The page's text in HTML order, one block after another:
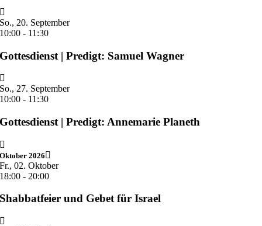
So., 20. September
10:00 - 11:30
Gottesdienst | Predigt: Samuel Wagner
So., 27. September
10:00 - 11:30
Gottesdienst | Predigt: Annemarie Planeth
Oktober 2026
Fr., 02. Oktober
18:00 - 20:00
Shabbatfeier und Gebet für Israel